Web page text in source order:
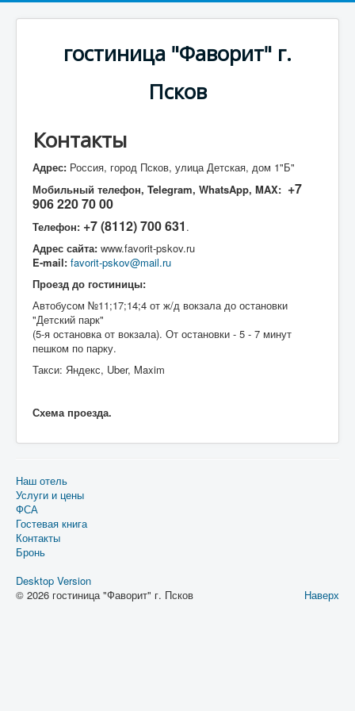
гостиница "Фаворит" г.
Псков
Контакты
Адрес: Россия, город Псков, улица Детская, дом 1"Б"
Мобильный телефон, Telegram, WhatsApp, MAX: +7
906 220 70 00
Телефон: +7 (8112) 700 631 .
Адрес сайта: www.favorit-pskov.ru
E-mail: favorit-pskov​@​mail.ru
Проезд до гостиницы:
Автобусом №11;17;14;4 от ж/д вокзала до остановки
"Детский парк"
(5-я остановка от вокзала). От остановки - 5 - 7 минут
пешком по парку.
Такси: Яндекс, Uber, Maxim
Схема проезда.
Наш отель
Услуги и цены
ФСА
Гостевая книга
Контакты
Бронь
Desktop Version
Наверх
© 2026 гостиница "Фаворит" г. Псков